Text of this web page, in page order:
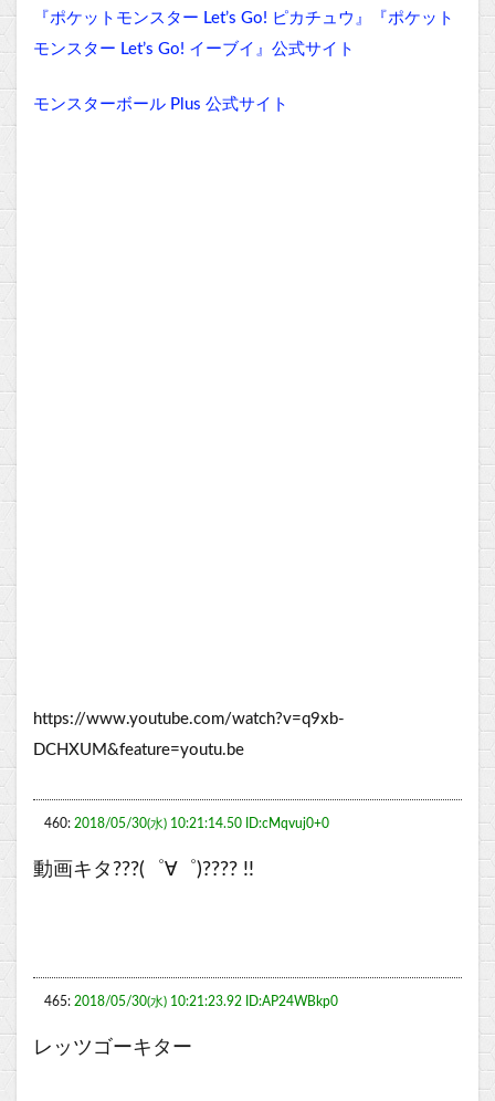
『ポケットモンスター Let’s Go! ピカチュウ』『ポケット
モンスター Let’s Go! イーブイ』公式サイト
モンスターボール Plus 公式サイト
https://www.youtube.com/watch?v=q9xb-
DCHXUM&feature=youtu.be
460: 2018/05/30(水) 10:21:14.50 ID:cMqvuj0+0
動画キタ???(゜∀゜)???? !!
465: 2018/05/30(水) 10:21:23.92 ID:AP24WBkp0
レッツゴーキター